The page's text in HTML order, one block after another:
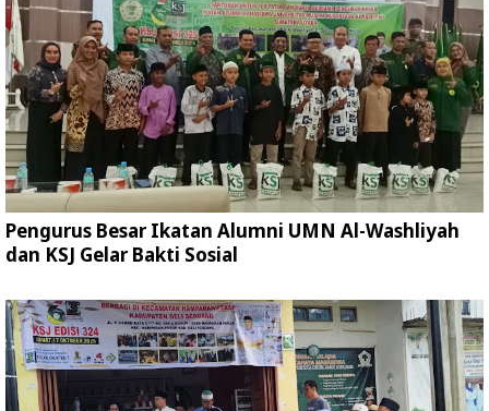
Pengurus Besar Ikatan Alumni UMN Al-Washliyah
dan KSJ Gelar Bakti Sosial